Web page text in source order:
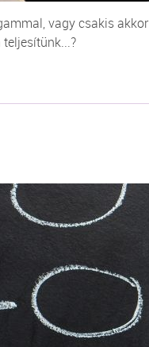
vagy csakis akkor